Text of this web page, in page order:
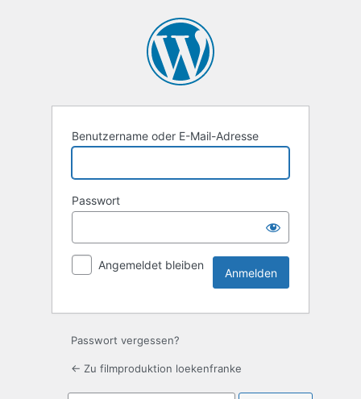
Benutzername oder E-Mail-Adresse
Passwort
Angemeldet bleiben
Passwort vergessen?
← Zu filmproduktion loekenfranke